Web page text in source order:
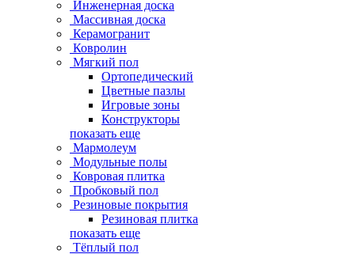
Инженерная доска
Массивная доска
Керамогранит
Ковролин
Мягкий пол
Ортопедический
Цветные пазлы
Игровые зоны
Конструкторы
показать еще
Мармолеум
Модульные полы
Ковровая плитка
Пробковый пол
Резиновые покрытия
Резиновая плитка
показать еще
Тёплый пол